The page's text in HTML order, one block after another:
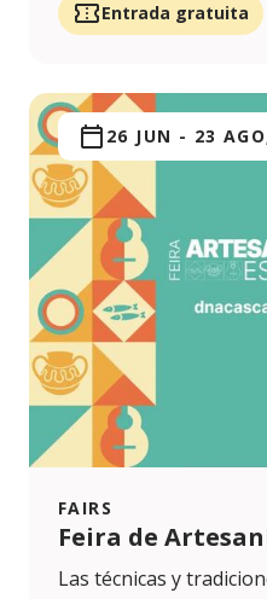
Entrada gratuita
FAIRS
Feira de
26 JUN - 23
Las técnicas y